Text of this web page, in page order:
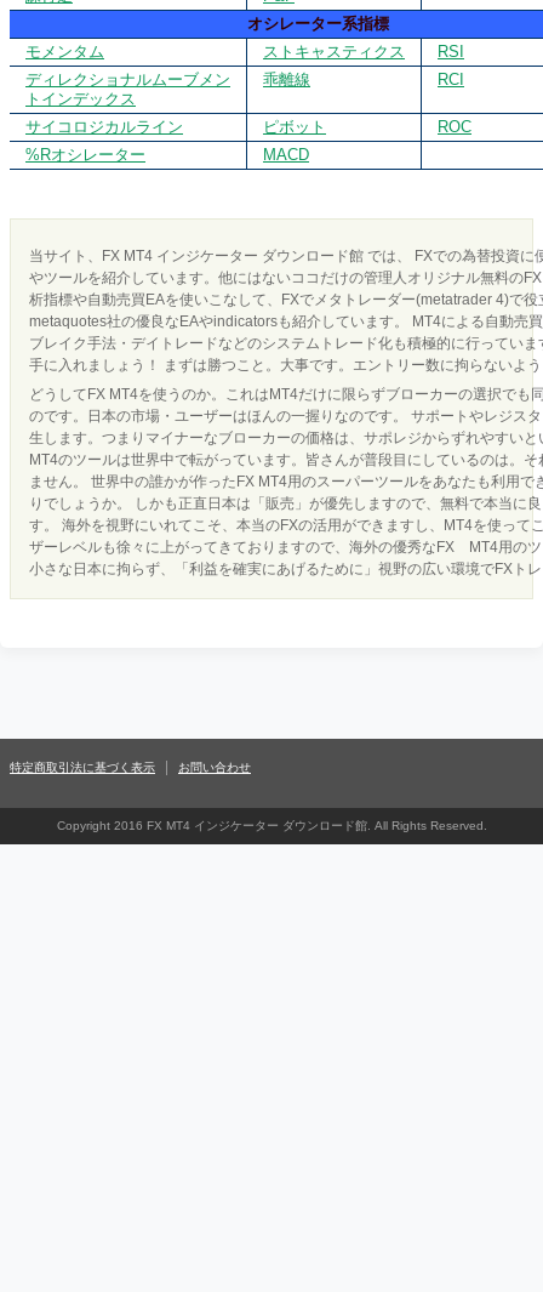
オシレーター系指標
モメンタム
ストキャスティクス
RSI
ディレクショナルムーブメン
トインデックス
乖離線 RCI
サイコロジカルライン ピボット
ROC
%Rオシレーター
MACD
当サイト、FX MT4 インジケーター ダウンロード館 では、 FXでの為替投資
やツールを紹介しています。他にはないココだけの管理人オリジナル無料の
析指標や自動売買EAを使いこなして、FXでメタトレーダー(metatrader 4)で
metaquotes社の優良なEAやindicatorsも紹介しています。 MT4による自動売
ブレイク手法・デイトレードなどのシステムトレード化も積極的に行ってい
手に入れましょう！ まずは勝つこと。大事です。エントリー数に拘らないよ
どうしてFX MT4を使うのか。これはMT4だけに限らずブローカーの選択でも
のです。日本の市場・ユーザーはほんの一握りなのです。 サポートやレジス
生します。つまりマイナーなブローカーの価格は、サポレジからずれやすい
MT4のツールは世界中で転がっています。皆さんが普段目にしているのは。
ません。 世界中の誰かが作ったFX MT4用のスーパーツールをあなたも利用
りでしょうか。 しかも正直日本は「販売」が優先しますので、無料で本当に
す。 海外を視野にいれてこそ、本当のFXの活用ができますし、MT4を使って
ザーレベルも徐々に上がってきておりますので、海外の優秀なFX MT4用の
小さな日本に拘らず、「利益を確実にあげるために」視野の広い環境でFXト
特定商取引法に基づく表示 お問い合わせ
Copyright 2016 FX MT4 インジケーター ダウンロード館. All Rights Reserved.